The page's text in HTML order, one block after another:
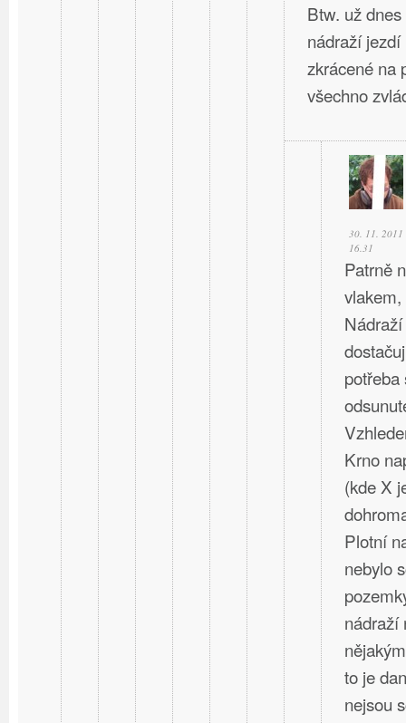
Btw. už
nádraží
zkrácené na
všechno
30. 11. 2011
16.31
Patrně
Krno
(kde X
Plotní
nebylo
nádraží
to je
nejsou